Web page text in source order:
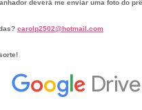
deverá me enviar uma foto do
carolp2502@hotmail.com